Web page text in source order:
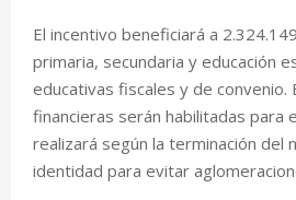
El incentivo beneficiará a
primaria, secundaria y educación
educativas fiscales y de
financieras serán habilitadas para
realizará según la terminación del
identidad para evitar